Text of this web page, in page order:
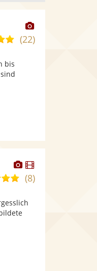
Dieser
Künstler
5,0
5
Sternen
(22)
bis
Dieser
Künstler
stellt
Fotos
bereit.
Dieser
Künstler
4,8
5
Sternen
(8)